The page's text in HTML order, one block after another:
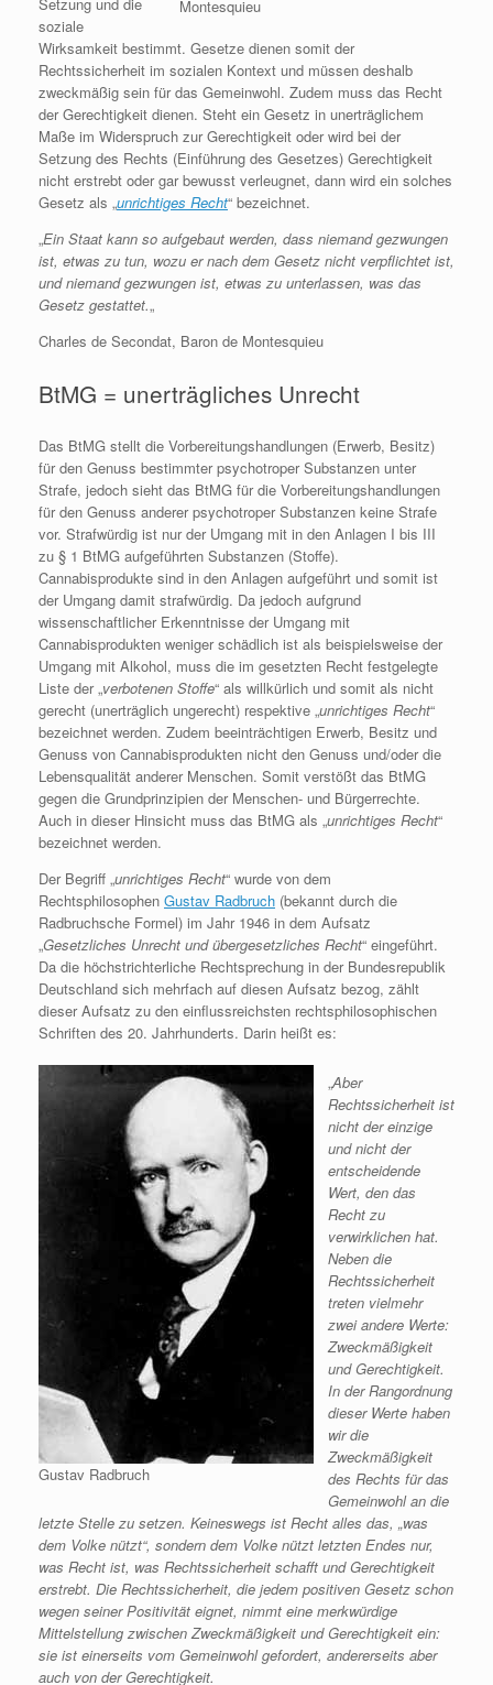
Montesquieu
soziale
Wirksamkeit bestimmt. Gesetze dienen somit der
Rechtssicherheit im sozialen Kontext und müssen deshalb
zweckmäßig sein für das Gemeinwohl. Zudem muss das Recht
der Gerechtigkeit dienen. Steht ein Gesetz in unerträglichem
Maße im Widerspruch zur Gerechtigkeit oder wird bei der
Setzung des Rechts (Einführung des Gesetzes) Gerechtigkeit
nicht erstrebt oder gar bewusst verleugnet, dann wird ein solches
Gesetz als „unrichtiges Recht“ bezeichnet.
„Ein Staat kann so aufgebaut werden, dass niemand gezwungen
ist, etwas zu tun, wozu er nach dem Gesetz nicht verpflichtet ist,
und niemand gezwungen ist, etwas zu unterlassen, was das
Gesetz gestattet.„
Charles de Secondat, Baron de Montesquieu
BtMG = unerträgliches Unrecht
Das BtMG stellt die Vorbereitungshandlungen (Erwerb, Besitz)
für den Genuss bestimmter psychotroper Substanzen unter
Strafe, jedoch sieht das BtMG für die Vorbereitungshandlungen
für den Genuss anderer psychotroper Substanzen keine Strafe
vor. Strafwürdig ist nur der Umgang mit in den Anlagen I bis III
zu § 1 BtMG aufgeführten Substanzen (Stoffe).
Cannabisprodukte sind in den Anlagen aufgeführt und somit ist
der Umgang damit strafwürdig. Da jedoch aufgrund
wissenschaftlicher Erkenntnisse der Umgang mit
Cannabisprodukten weniger schädlich ist als beispielsweise der
Umgang mit Alkohol, muss die im gesetzten Recht festgelegte
Liste der „verbotenen Stoffe“ als willkürlich und somit als nicht
gerecht (unerträglich ungerecht) respektive „unrichtiges Recht“
bezeichnet werden. Zudem beeinträchtigen Erwerb, Besitz und
Genuss von Cannabisprodukten nicht den Genuss und/oder die
Lebensqualität anderer Menschen. Somit verstößt das BtMG
gegen die Grundprinzipien der Menschen- und Bürgerrechte.
Auch in dieser Hinsicht muss das BtMG als „unrichtiges Recht“
bezeichnet werden.
Der Begriff „unrichtiges Recht“ wurde von dem
Rechtsphilosophen Gustav Radbruch (bekannt durch die
Radbruchsche Formel) im Jahr 1946 in dem Aufsatz
„Gesetzliches Unrecht und übergesetzliches Recht“ eingeführt.
Da die höchstrichterliche Rechtsprechung in der Bundesrepublik
Deutschland sich mehrfach auf diesen Aufsatz bezog, zählt
dieser Aufsatz zu den einflussreichsten rechtsphilosophischen
Schriften des 20. Jahrhunderts. Darin heißt es:
Gustav Radbruch
„Aber
Rechtssicherheit ist
nicht der einzige
und nicht der
entscheidende
Wert, den das
Recht zu
verwirklichen hat.
Neben die
Rechtssicherheit
treten vielmehr
zwei andere Werte:
Zweckmäßigkeit
und Gerechtigkeit.
In der Rangordnung
dieser Werte haben
wir die
Zweckmäßigkeit
des Rechts für das
Gemeinwohl an die
letzte Stelle zu setzen. Keineswegs ist Recht alles das, „was
dem Volke nützt“, sondern dem Volke nützt letzten Endes nur,
was Recht ist, was Rechtssicherheit schafft und Gerechtigkeit
erstrebt. Die Rechtssicherheit, die jedem positiven Gesetz schon
wegen seiner Positivität eignet, nimmt eine merkwürdige
Mittelstellung zwischen Zweckmäßigkeit und Gerechtigkeit ein:
sie ist einerseits vom Gemeinwohl gefordert, andererseits aber
auch von der Gerechtigkeit.